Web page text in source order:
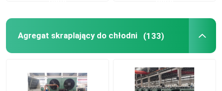
Agregat skraplający do chłodni (133)